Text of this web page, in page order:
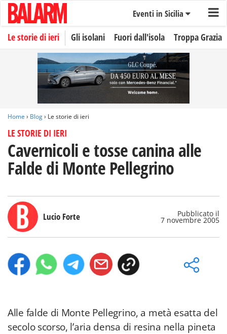
Eventi in Sicilia
Le storie di ieri Gli isolani Fuori dall'isola Troppa Grazia
Home › Blog› Le storie di ieri
LE STORIE DI IERI
Cavernicoli e tosse canina alle
Falde di Monte Pellegrino
Lucio Forte Pubblicato il
7 novembre 2005
Alle falde di Monte Pellegrino, a metà esatta del
secolo scorso, l’aria densa di resina nella pineta